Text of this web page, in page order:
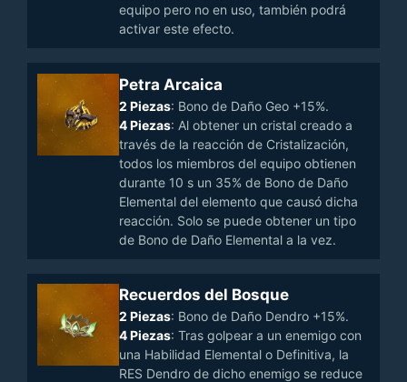
equipo pero no en uso, también podrá
activar este efecto.
Petra Arcaica
2 Piezas: Bono de Daño Geo +15%.
4 Piezas: Al obtener un cristal creado a
través de la reacción de Cristalización,
todos los miembros del equipo obtienen
durante 10 s un 35% de Bono de Daño
Elemental del elemento que causó dicha
reacción. Solo se puede obtener un tipo
de Bono de Daño Elemental a la vez.
Recuerdos del Bosque
2 Piezas: Bono de Daño Dendro +15%.
4 Piezas: Tras golpear a un enemigo con
una Habilidad Elemental o Definitiva, la
RES Dendro de dicho enemigo se reduce